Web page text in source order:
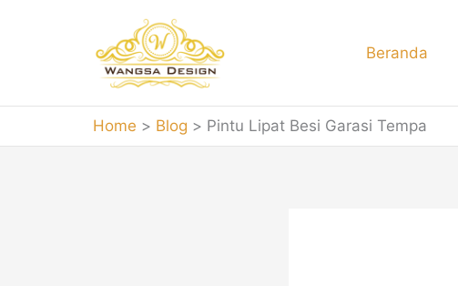
Beranda
Home Blog Pintu Lipat Besi Garasi Tempa